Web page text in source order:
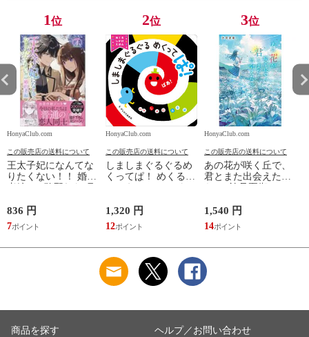
1位
HonyaClub.com
この販売店の送料について
王太子妃になんてな
りたくない！！ 婚約
836 円
7
2位
HonyaClub.com
この販売店の送料について
しましまぐるぐるめ
くってぱ！ めくるし
1,320 円
12
3位
HonyaClub.com
この販売店の送料について
あの花が咲く丘で、
君とまた出会えた
1,540 円
14
商品を探す ヘルプ／お問い合わせ